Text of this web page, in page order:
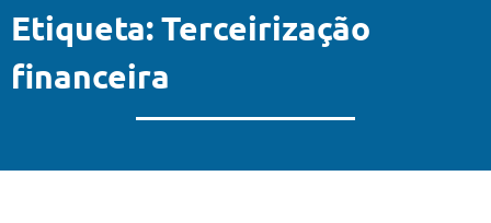
Etiqueta: Terceirização
financeira